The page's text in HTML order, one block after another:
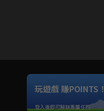
Unmute
如有不便請見諒
玩遊戲 賺POINTS！
登入後即可解鎖專屬任務